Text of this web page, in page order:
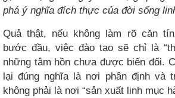
phá ý nghĩa đích thực của đời sống
Quả thật, nếu không làm rõ căn
bước đầu, việc đào tạo sẽ chỉ là
những tâm hồn chưa được biến đổi.
lại đúng nghĩa là nơi phân định và
không phải là nơi “sản xuất linh mục